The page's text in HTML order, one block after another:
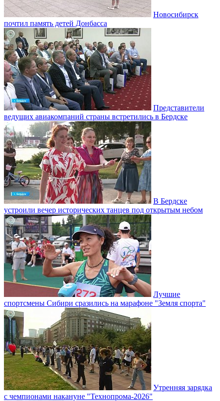
Новосибирск
почтил память детей Донбасса
Представители
ведущих авиакомпаний страны встретились в Бердске
В Бердске
устроили вечер исторических танцев под открытым небом
Лучшие
спортсмены Сибири сразились на марафоне "Земля спорта"
Утренняя зарядка
с чемпионами накануне "Технопрома-2026"